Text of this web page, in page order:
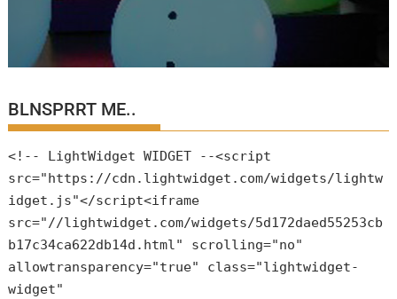
BLNSPRRT ME..
<!-- LightWidget WIDGET --<script
src="https://cdn.lightwidget.com/widgets/lightw
idget.js"</script<iframe
src="//lightwidget.com/widgets/5d172daed55253cb
b17c34ca622db14d.html" scrolling="no"
allowtransparency="true" class="lightwidget-
widget"